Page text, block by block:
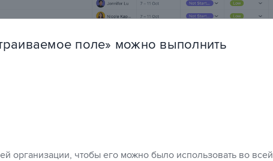
поле» можно выполнить
организации, чтобы его можно было использовать во всей